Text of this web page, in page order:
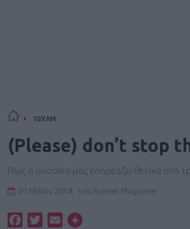
10ΧΛΜ
(Please) don’t stop
Πώς η μουσική μας επηρεάζει θετικά στο
20 Μαΐου 2014 του Runner Magazine
FacebookTwitterEmail